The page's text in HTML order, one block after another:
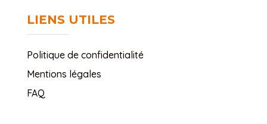
LIENS UTILES
Politique de confidentialité
Mentions légales
FAQ